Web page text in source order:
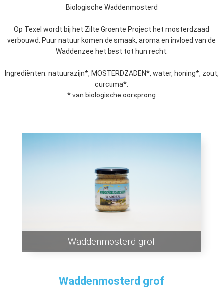
Biologische Waddenmosterd
Op Texel wordt bij het Zilte Groente Project het mosterdzaad
verbouwd. Puur natuur komen de smaak, aroma en invloed van de
Waddenzee het best tot hun recht.
Ingrediënten: natuurazijn*, MOSTERDZADEN*, water, honing*, zout,
curcuma*.
* van biologische oorsprong
Waddenmosterd grof
Waddenmosterd grof